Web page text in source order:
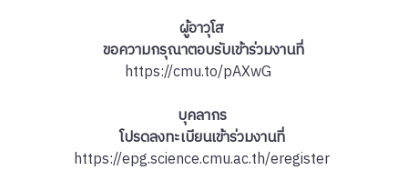
ผู้อาวุโส
ขอความกรุณาตอบรับเข้าร่วมงานที่
https://cmu.to/pAXwG
บุคลากร
โปรดลงทะเบียนเข้าร่วมงานที่
https://epg.science.cmu.ac.th/eregister